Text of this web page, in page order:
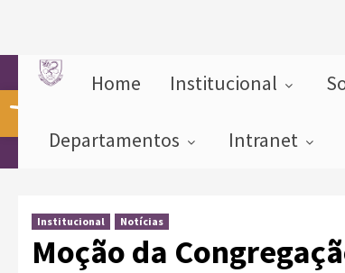
Abrir a barra de
Home Institucional
Departamentos Intranet
Institucional Notícias
Moção da